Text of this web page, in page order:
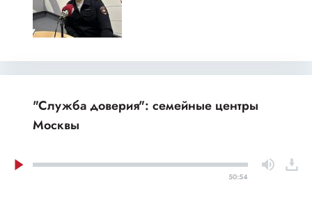
"Служба доверия": семейные центры
Москвы
50:54